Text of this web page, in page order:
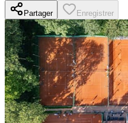
Partager Enregistrer